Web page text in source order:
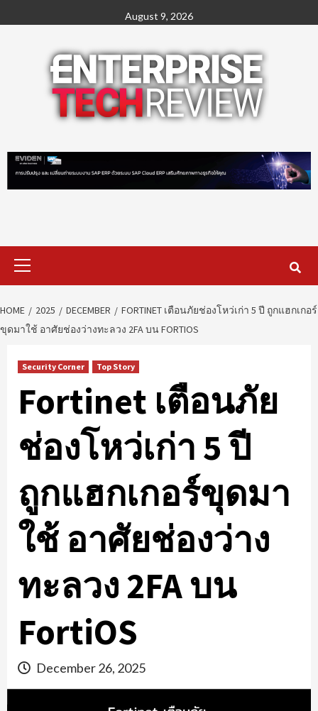
to
August 9, 2026
Primary
Menu
HOME 2025 DECEMBER
FORTINET เตือนภัยช่องโหว่เก่า 5 ปี ถูกแฮกเกอร์
ขุดมาใช้ อาศัยช่องว่างทะลวง 2FA บน FORTIOS
Security Corner Top Story
Fortinet เตือนภัย
ช่องโหว่เก่า 5 ปี
ถูกแฮกเกอร์ขุดมา
ใช้ อาศัยช่องว่าง
ทะลวง 2FA บน
FortiOS
December 26, 2025